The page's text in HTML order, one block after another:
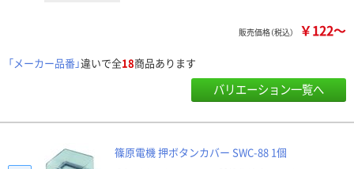
販売価格（税込） ￥122～
「メーカー品番」違いで全18商品あります
バリエーション一覧へ
篠原電機 押ボタンカバー SWC-88 1個